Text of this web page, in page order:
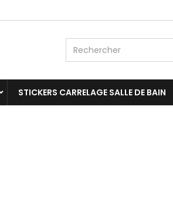
STICKERS CARRELAGE SALLE DE BAIN